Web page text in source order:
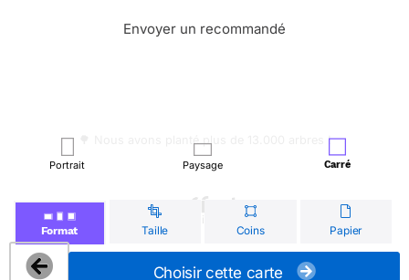
Portrait Paysage Carré
Format Taille Coins Papier
Choisir cette carte
Envoyer un recommandé
🌳 Nous avons planté plus de 13.000 arbres !
© Merci Facteur